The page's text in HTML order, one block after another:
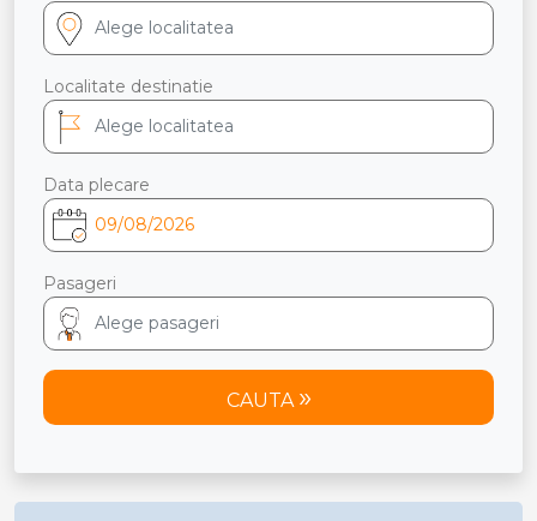
Localitate destinatie
Data plecare
Pasageri
CAUTA